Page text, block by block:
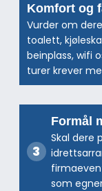
Komfort og
Vurder om
toalett,
beinplass, wifi
turer krever
Formål
Skal dere
som